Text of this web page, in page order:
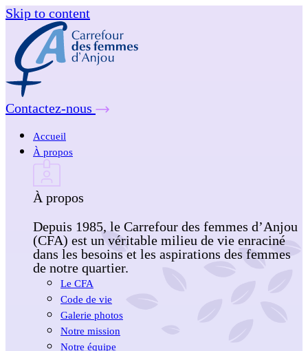
Skip to content
Contactez-nous
Accueil
À propos
À propos
Depuis 1985, le Carrefour des femmes d’Anjou
(CFA) est un véritable milieu de vie enraciné
dans les besoins et les aspirations des femmes
de notre quartier.
Le CFA
Code de vie
Galerie photos
Notre mission
Notre équipe